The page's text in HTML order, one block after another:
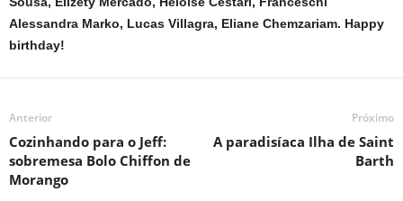
Alessandra Marko, Lucas Villagra, Eliane Chemzariam. Happy
birthday!
Anterior
Cozinhando para o Jeff:
sobremesa Bolo Chiffon de
Morango
Próximo
A paradisíaca Ilha de Saint
Barth